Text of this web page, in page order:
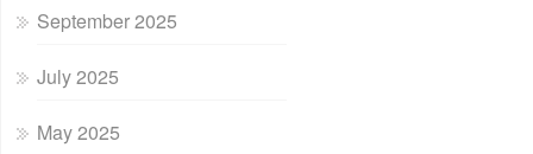
September 2025
July 2025
May 2025